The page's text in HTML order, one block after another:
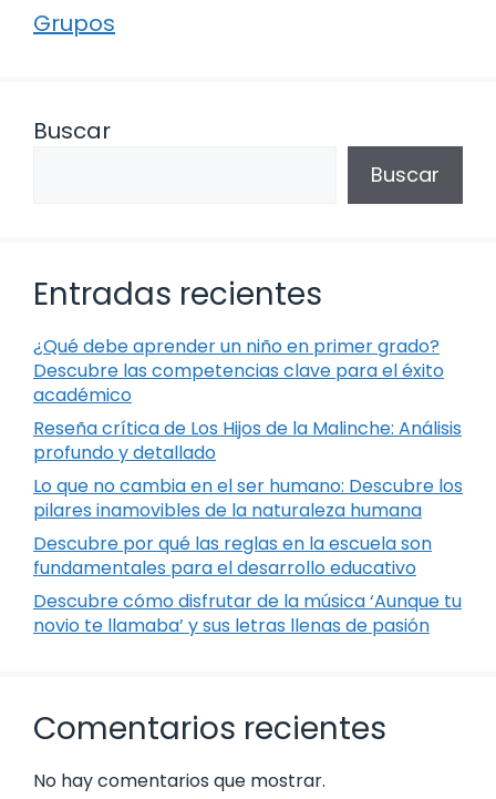
Grupos
Buscar
Buscar
Entradas recientes
¿Qué debe aprender un niño en primer grado?
Descubre las competencias clave para el éxito
académico
Reseña crítica de Los Hijos de la Malinche: Análisis
profundo y detallado
Lo que no cambia en el ser humano: Descubre los
pilares inamovibles de la naturaleza humana
Descubre por qué las reglas en la escuela son
fundamentales para el desarrollo educativo
Descubre cómo disfrutar de la música ‘Aunque tu
novio te llamaba’ y sus letras llenas de pasión
Comentarios recientes
No hay comentarios que mostrar.